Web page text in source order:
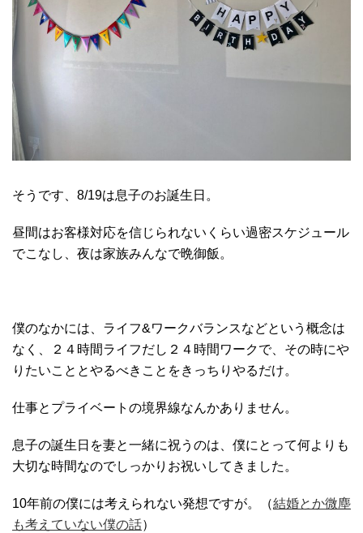
そうです、8/19は息子のお誕生日。
昼間はお客様対応を信じられないくらい過密スケジュール
でこなし、夜は家族みんなで晩御飯。
僕のなかには、ライフ&ワークバランスなどという概念は
なく、２４時間ライフだし２４時間ワークで、その時にや
りたいこととやるべきことをきっちりやるだけ。
仕事とプライベートの境界線なんかありません。
息子の誕生日を妻と一緒に祝うのは、僕にとって何よりも
大切な時間なのでしっかりお祝いしてきました。
10年前の僕には考えられない発想ですが。（結婚とか微塵
も考えていない僕の話）